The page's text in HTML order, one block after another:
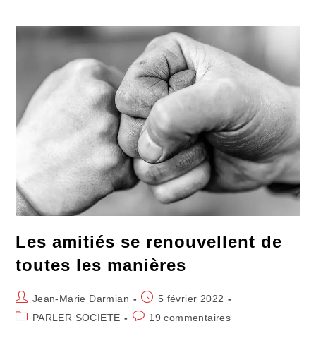
Les amitiés se renouvellent de
toutes les manières
Auteur/autrice
de
Jean-Marie Darmian
Publication
publiée :
5 février 2022
PostPARLER SOCIETE
Commentaires
19 commentaires